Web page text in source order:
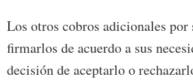
Los otros cobros adicionales por
firmarlos de acuerdo a sus
decisión de aceptarlo o